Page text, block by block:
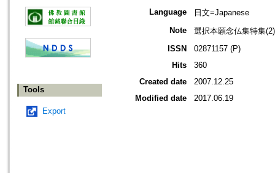
Tools
Export
Language
日文=Japanese
Note
選択本願念仏集特集(2)
ISSN
02871157 (P)
Hits
360
Created date
2007.12.25
Modified date
2017.06.19